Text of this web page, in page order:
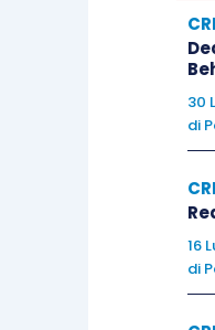
30
di
16
di